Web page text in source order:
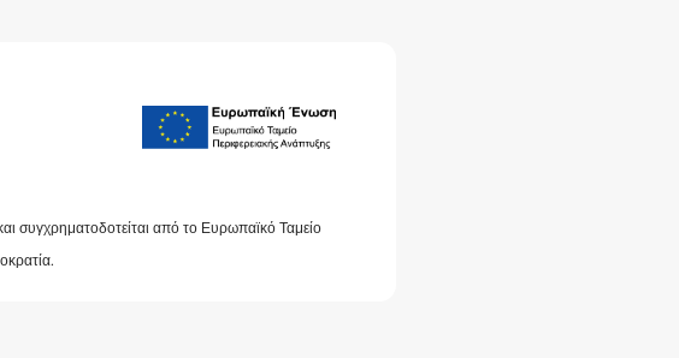
συγχρηματοδοτείται από το Ευρωπαϊκό Ταμείο